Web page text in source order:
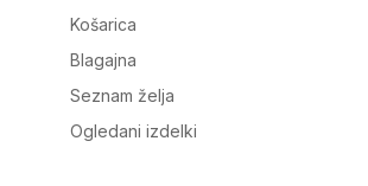
Košarica
Blagajna
Seznam želja
Ogledani izdelki